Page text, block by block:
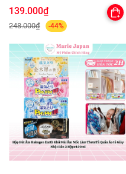
139.000₫
248.000₫ -44%